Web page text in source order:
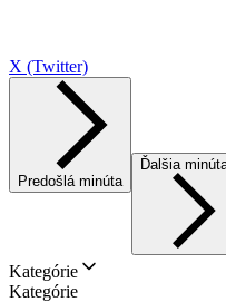
X (Twitter)
Predošlá minúta
Ďalšia
Kategórie
Kategórie